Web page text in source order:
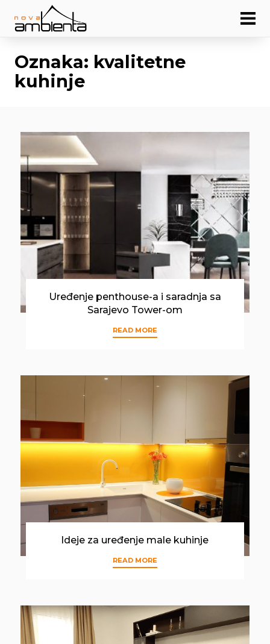
Oznaka: kvalitetne
kuhinje
Uređenje penthouse-a i saradnja sa
Sarajevo Tower-om
READ MORE
Ideje za uređenje male kuhinje
READ MORE